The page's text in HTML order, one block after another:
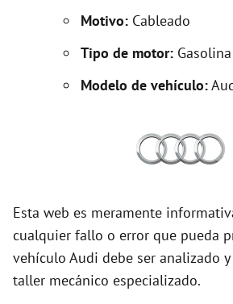
Motivo: Cableado
Tipo de motor:
Modelo de vehículo:
Esta web es meramente
cualquier fallo o error que pueda
vehículo Audi debe ser analizado
taller mecánico especializado.